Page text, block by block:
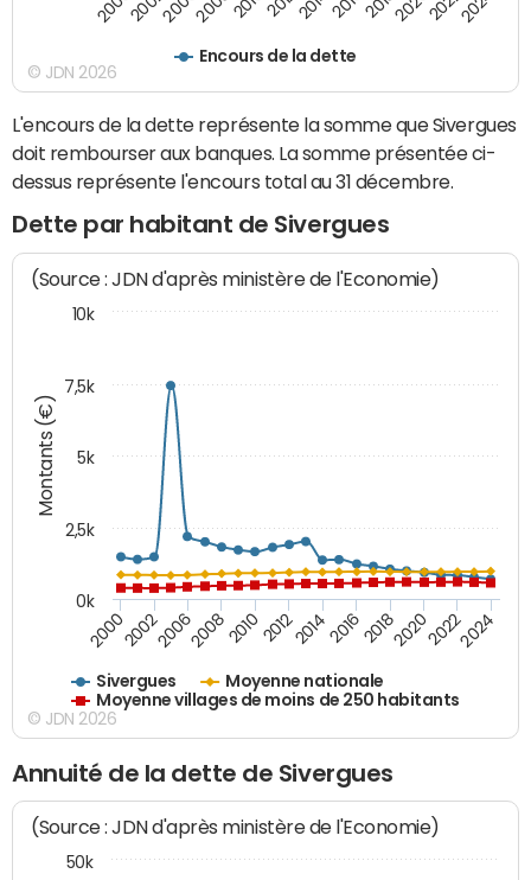
Encours de la dette
© JDN 2026
L'encours de la dette représente la somme que Sivergues
doit rembourser aux banques. La somme présentée ci-
dessus représente l'encours total au 31 décembre.
Dette par habitant de Sivergues
Montants (€)
(Source : JDN d'après ministère de l'Economie)
Sivergues
Moyenne nationale
Moyenne villages de moins de 250 habitants
200020022006200820102012201420162018202020222024
0k
2,5k
5k
7,5k
10k
© JDN 2026
Annuité de la dette de Sivergues
(Source : JDN d'après ministère de l'Economie)
50k